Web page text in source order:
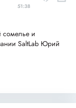
51:38
сомелье и
SaltLab Юрий